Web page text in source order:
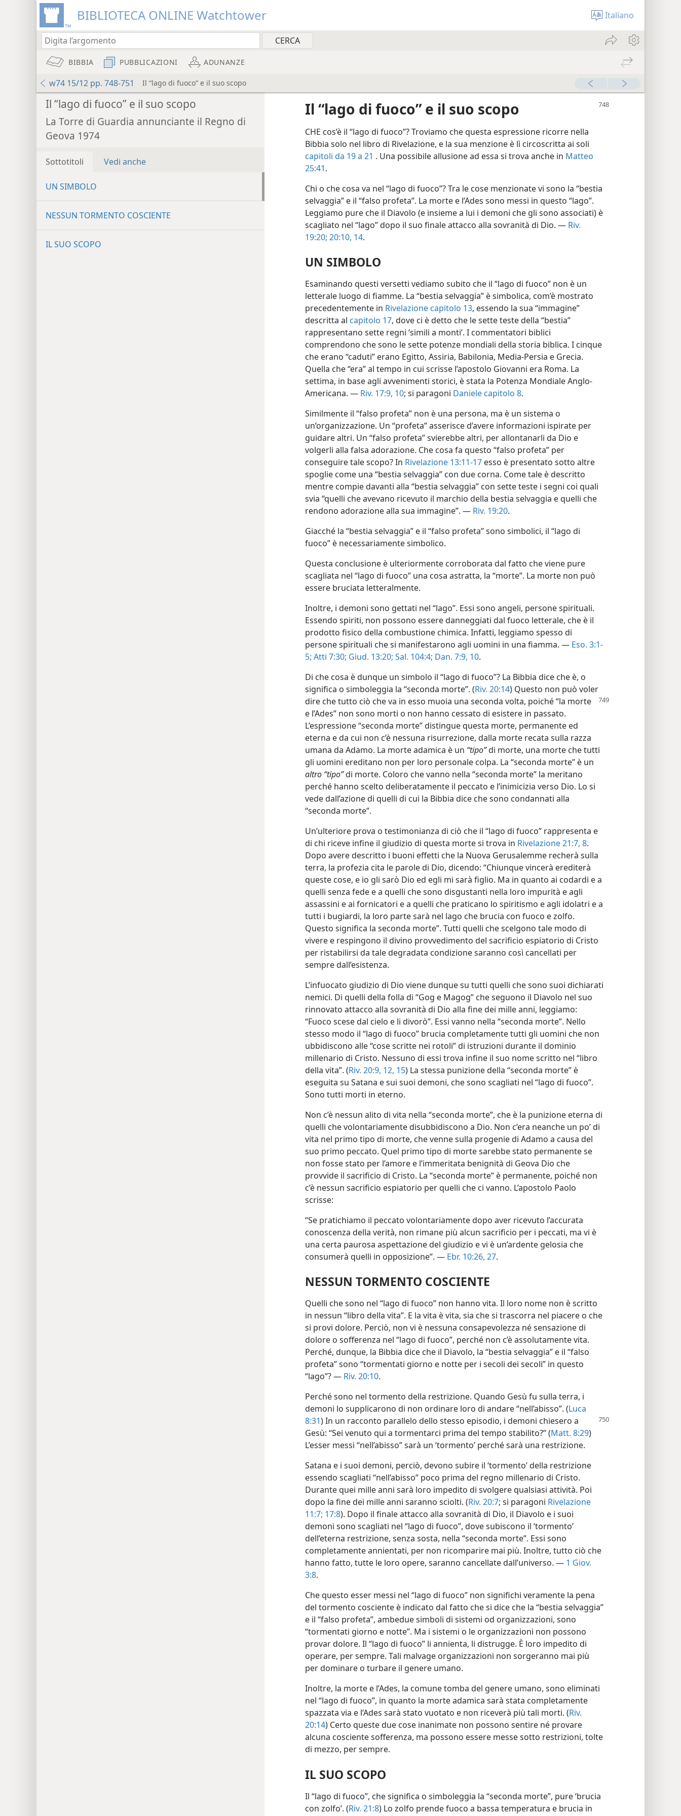
BIBLIOTECA ONLINE Watchtower Italiano
BIBBIA PUBBLICAZIONI ADUNANZE
w74 15/12 pp. 748-751 Il “lago di fuoco” e il suo scopo
Il “lago di fuoco” e il suo scopo
La Torre di Guardia annunciante il Regno di
Geova 1974
Sottotitoli Vedi anche
UN SIMBOLO
NESSUN TORMENTO COSCIENTE
IL SUO SCOPO
Il “lago di fuoco” e il suo scopo
CHE cos’è il “lago di fuoco”? Troviamo che questa espressione ricorre nella
Bibbia solo nel libro di Rivelazione, e la sua menzione è lì circoscritta ai soli
capitoli da 19 a 21 . Una possibile allusione ad essa si trova anche in Matteo
25:41.
Chi o che cosa va nel “lago di fuoco”? Tra le cose menzionate vi sono la “bestia
selvaggia” e il “falso profeta”. La morte e l’Ades sono messi in questo “lago”.
Leggiamo pure che il Diavolo (e insieme a lui i demoni che gli sono associati) è
scagliato nel “lago” dopo il suo finale attacco alla sovranità di Dio. — Riv.
19:20; 20:10, 14.
UN SIMBOLO
Esaminando questi versetti vediamo subito che il “lago di fuoco” non è un
letterale luogo di fiamme. La “bestia selvaggia” è simbolica, com’è mostrato
precedentemente in Rivelazione capitolo 13, essendo la sua “immagine”
descritta al capitolo 17, dove ci è detto che le sette teste della “bestia”
rappresentano sette regni ‘simili a monti’. I commentatori biblici
comprendono che sono le sette potenze mondiali della storia biblica. I cinque
che erano “caduti” erano Egitto, Assiria, Babilonia, Media-Persia e Grecia.
Quella che “era” al tempo in cui scrisse l’apostolo Giovanni era Roma. La
settima, in base agli avvenimenti storici, è stata la Potenza Mondiale Anglo-
Americana. — Riv. 17:9, 10; si paragoni Daniele capitolo 8.
Similmente il “falso profeta” non è una persona, ma è un sistema o
un’organizzazione. Un “profeta” asserisce d’avere informazioni ispirate per
guidare altri. Un “falso profeta” svierebbe altri, per allontanarli da Dio e
volgerli alla falsa adorazione. Che cosa fa questo “falso profeta” per
conseguire tale scopo? In Rivelazione 13:11-17 esso è presentato sotto altre
spoglie come una “bestia selvaggia” con due corna. Come tale è descritto
mentre compie davanti alla “bestia selvaggia” con sette teste i segni coi quali
svia “quelli che avevano ricevuto il marchio della bestia selvaggia e quelli che
rendono adorazione alla sua immagine”. — Riv. 19:20.
Giacché la “bestia selvaggia” e il “falso profeta” sono simbolici, il “lago di
fuoco” è necessariamente simbolico.
Questa conclusione è ulteriormente corroborata dal fatto che viene pure
scagliata nel “lago di fuoco” una cosa astratta, la “morte”. La morte non può
essere bruciata letteralmente.
Inoltre, i demoni sono gettati nel “lago”. Essi sono angeli, persone spirituali.
Essendo spiriti, non possono essere danneggiati dal fuoco letterale, che è il
prodotto fisico della combustione chimica. Infatti, leggiamo spesso di
persone spirituali che si manifestarono agli uomini in una fiamma. — Eso. 3:1-
5; Atti 7:30; Giud. 13:20; Sal. 104:4; Dan. 7:9, 10.
Di che cosa è dunque un simbolo il “lago di fuoco”? La Bibbia dice che è, o
significa o simboleggia la “seconda morte”. (Riv. 20:14) Questo non può voler
dire chetutto ciò che va in esso muoia una seconda volta, poiché “la morte
e l’Ades” non sono morti o non hanno cessato di esistere in passato.
L’espressione “seconda morte” distingue questa morte, permanente ed
eterna e da cui non c’è nessuna risurrezione, dalla morte recata sulla razza
umana da Adamo. La morte adamica è un “tipo”di morte, una morte che tutti
gli uomini ereditano non per loro personale colpa. La “seconda morte” è un
altro “tipo”di morte. Coloro che vanno nella “seconda morte” la meritano
perché hanno scelto deliberatamente il peccato e l’inimicizia verso Dio. Lo si
vede dall’azione di quelli di cui la Bibbia dice che sono condannati alla
“seconda morte”.
Un’ulteriore prova o testimonianza di ciò che il “lago di fuoco” rappresenta e
di chi riceve infine il giudizio di questa morte si trova in Rivelazione 21:7, 8.
Dopo avere descritto i buoni effetti che la Nuova Gerusalemme recherà sulla
terra, la profezia cita le parole di Dio, dicendo: “Chiunque vincerà erediterà
queste cose, e io gli sarò Dio ed egli mi sarà figlio. Ma in quanto ai codardi e a
quelli senza fede e a quelli che sono disgustanti nella loro impurità e agli
assassini e ai fornicatori e a quelli che praticano lo spiritismo e agli idolatri e a
tutti i bugiardi, la loro parte sarà nel lago che brucia con fuoco e zolfo.
Questo significa la seconda morte”. Tutti quelli che scelgono tale modo di
vivere e respingono il divino provvedimento del sacrificio espiatorio di Cristo
per ristabilirsi da tale degradata condizione saranno così cancellati per
sempre dall’esistenza.
L’infuocato giudizio di Dio viene dunque su tutti quelli che sono suoi dichiarati
nemici. Di quelli della folla di “Gog e Magog” che seguono il Diavolo nel suo
rinnovato attacco alla sovranità di Dio alla fine dei mille anni, leggiamo:
“Fuoco scese dal cielo e li divorò”. Essi vanno nella “seconda morte”. Nello
stesso modo il “lago di fuoco” brucia completamente tutti gli uomini che non
ubbidiscono alle “cose scritte nei rotoli” di istruzioni durante il dominio
millenario di Cristo. Nessuno di essi trova infine il suo nome scritto nel “libro
della vita”. (Riv. 20:9, 12, 15) La stessa punizione della “seconda morte” è
eseguita su Satana e sui suoi demoni, che sono scagliati nel “lago di fuoco”.
Sono tutti morti in eterno.
Non c’è nessun alito di vita nella “seconda morte”, che è la punizione eterna di
quelli che volontariamente disubbidiscono a Dio. Non c’era neanche un po’ di
vita nel primo tipo di morte, che venne sulla progenie di Adamo a causa del
suo primo peccato. Quel primo tipo di morte sarebbe stato permanente se
non fosse stato per l’amore e l’immeritata benignità di Geova Dio che
provvide il sacrificio di Cristo. La “seconda morte” è permanente, poiché non
c’è nessun sacrificio espiatorio per quelli che ci vanno. L’apostolo Paolo
scrisse:
“Se pratichiamo il peccato volontariamente dopo aver ricevuto l’accurata
conoscenza della verità, non rimane più alcun sacrificio per i peccati, ma vi è
una certa paurosa aspettazione del giudizio e vi è un’ardente gelosia che
consumerà quelli in opposizione”. — Ebr. 10:26, 27.
NESSUN TORMENTO COSCIENTE
Quelli che sono nel “lago di fuoco” non hanno vita. Il loro nome non è scritto
in nessun “libro della vita”. E la vita è vita, sia che si trascorra nel piacere o che
si provi dolore. Perciò, non vi è nessuna consapevolezza né sensazione di
dolore o sofferenza nel “lago di fuoco”, perché non c’è assolutamente vita.
Perché, dunque, la Bibbia dice che il Diavolo, la “bestia selvaggia” e il “falso
profeta” sono “tormentati giorno e notte per i secoli dei secoli” in questo
“lago”? — Riv. 20:10.
Perché sono nel tormento della restrizione. Quando Gesù fu sulla terra, i
demoni lo supplicarono di non ordinare loro di andare “nell’abisso”. (Luca
8:31) In un racconto parallelo dello stesso episodio, i demoni chiesero a
Gesù: “Sei venuto qui a tormentarci prima del tempo stabilito?” (Matt. 8:29)
L’esser messi “nell’abisso” sarà un ‘tormento’ perché sarà una restrizione.
Satana e i suoi demoni, perciò, devono subire il ‘tormento’ della restrizione
essendo scagliati “nell’abisso” poco prima del regno millenario di Cristo.
Durante quei mille anni sarà loro impedito di svolgere qualsiasi attività. Poi
dopo la fine dei mille anni saranno sciolti. (Riv. 20:7; si paragoni Rivelazione
11:7; 17:8). Dopo il finale attacco alla sovranità di Dio, il Diavolo e i suoi
demoni sono scagliati nel “lago di fuoco”, dove subiscono il ‘tormento’
dell’eterna restrizione, senza sosta, nella “seconda morte”. Essi sono
completamente annientati, per non ricomparire mai più. Inoltre, tutto ciò che
hanno fatto, tutte le loro opere, saranno cancellate dall’universo. — 1 Giov.
3:8.
Che questo esser messi nel “lago di fuoco” non significhi veramente la pena
del tormento cosciente è indicato dal fatto che si dice che la “bestia selvaggia”
e il “falso profeta”, ambedue simboli di sistemi od organizzazioni, sono
“tormentati giorno e notte”. Ma i sistemi o le organizzazioni non possono
provar dolore. Il “lago di fuoco” li annienta, li distrugge. È loro impedito di
operare, per sempre. Tali malvage organizzazioni non sorgeranno mai più
per dominare o turbare il genere umano.
Inoltre, la morte e l’Ades, la comune tomba del genere umano, sono eliminati
nel “lago di fuoco”, in quanto la morte adamica sarà stata completamente
spazzata via e l’Ades sarà stato vuotato e non riceverà più tali morti. (Riv.
20:14) Certo queste due cose inanimate non possono sentire né provare
alcuna cosciente sofferenza, ma possono essere messe sotto restrizioni, tolte
di mezzo, per sempre.
IL SUO SCOPO
Il “lago di fuoco”, che significa o simboleggia la “seconda morte”, pure ‘brucia
con zolfo’. (Riv. 21:8) Lo zolfo prende fuoco a bassa temperatura e brucia in